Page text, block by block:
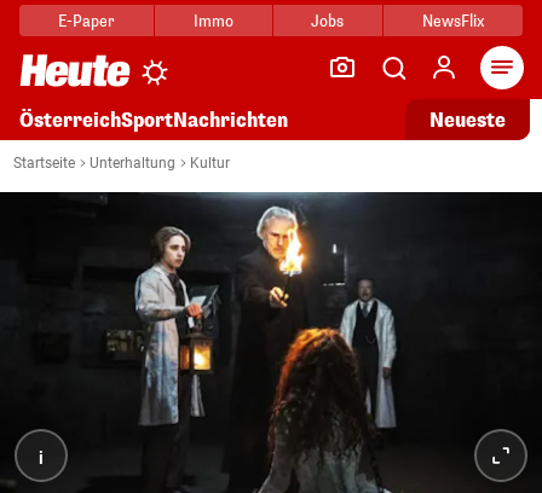
E-Paper Immo Jobs NewsFlix
ÖsterreichSportNachrichten Neueste
Startseite Unterhaltung Kultur
i